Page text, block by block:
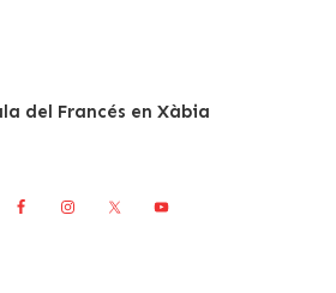
del Francés en Xàbia